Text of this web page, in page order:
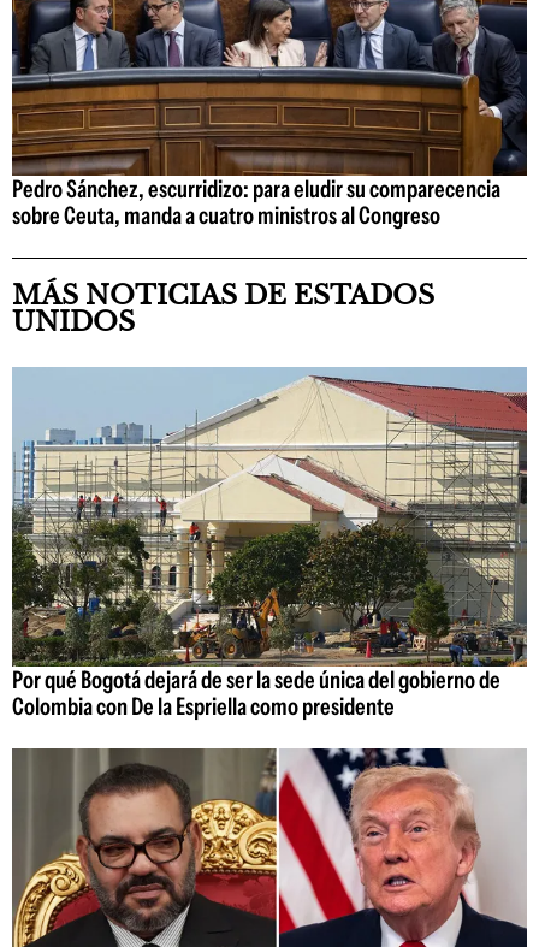
Pedro Sánchez, escurridizo: para eludir su comparecencia
sobre Ceuta, manda a cuatro ministros al Congreso
MÁS NOTICIAS DE ESTADOS
UNIDOS
Por qué Bogotá dejará de ser la sede única del gobierno de
Colombia con De la Espriella como presidente